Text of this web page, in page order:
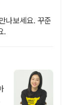
나보세요. 꾸준
.